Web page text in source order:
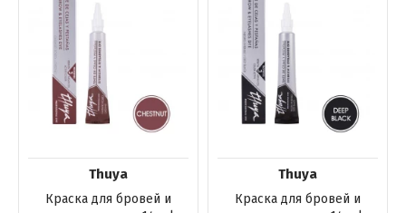
Thuya
Краска для бровей и
Thuya
Краска для бровей и